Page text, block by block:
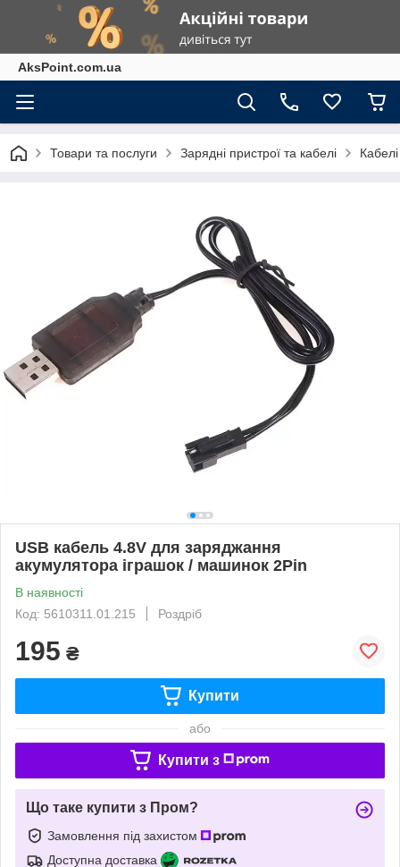
AksPoint.com.ua
Товари та послуги Зарядні пристрої та кабелі
USB кабель 4.8V для заряджання
акумулятора іграшок / машинок 2Pin
В наявності
Код: 5610311.01.215
Роздріб
195 ₴
Купити
або
Купити з
Що таке купити з Пром?
Замовлення під захистом
Доступна доставка